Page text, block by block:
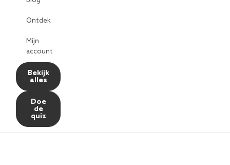
Ontdek
Mijn
account
Bekijk
alles
Doe
de
quiz